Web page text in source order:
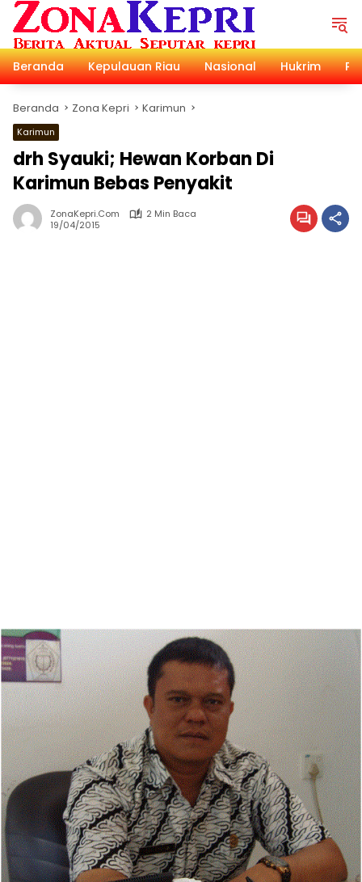
Langsung
konten
Beranda
Kepulauan Riau Nasional Hukrim
Beranda Zona Kepri Karimun
Karimun
drh Syauki; Hewan Korban Di
Karimun Bebas Penyakit
ZonaKepri.com
2 Min Baca
19/04/2015